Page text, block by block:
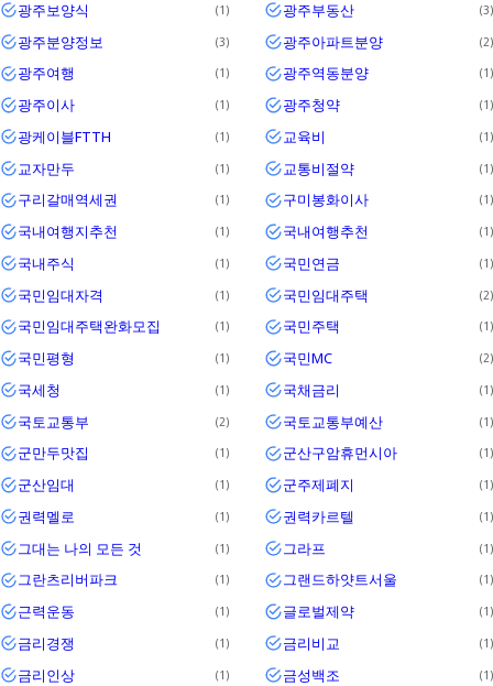
광주보양식 1 광주부동산 3
광주분양정보 3 광주아파트분양 2
광주여행 1 광주역동분양 1
광주이사 1 광주청약 1
광케이블FTTH 1 교육비 1
교자만두 1 교통비절약 1
구리갈매역세권 1 구미봉화이사 1
국내여행지추천 1 국내여행추천 1
국내주식 1 국민연금 1
국민임대자격 1 국민임대주택 2
국민임대주택완화모집 1 국민주택 1
국민평형 1 국민MC 2
국세청 1 국채금리 1
국토교통부 2 국토교통부예산 1
군만두맛집 1 군산구암휴먼시아 1
군산임대 1 군주제폐지 1
권력멜로 1 권력카르텔 1
그대는 나의 모든 것 1 그라프 1
그란츠리버파크 1 그랜드하얏트서울 1
근력운동 1 글로벌제약 1
금리경쟁 1 금리비교 1
금리인상 1 금성백조 1